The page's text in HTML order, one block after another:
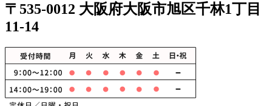
〒535-0012 大阪府大阪市旭区千林1丁目
11-14